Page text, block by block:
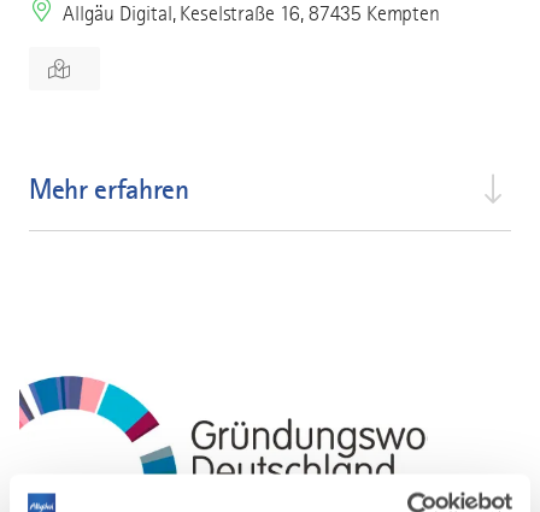
Allgäu Digital, Keselstraße 16, 87435 Kempten
Mehr erfahren